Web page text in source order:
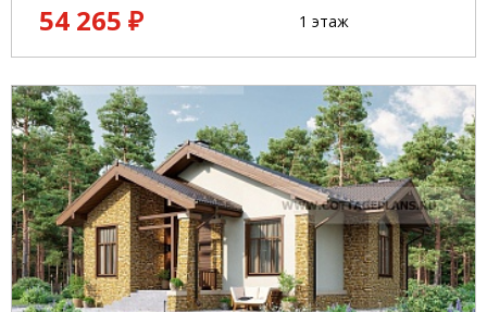
54 265 ₽
1 этаж